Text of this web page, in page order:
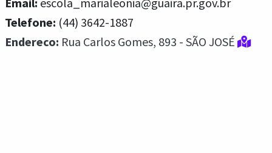
Telefone: (44) 3642-1887
Endereco: Rua Carlos Gomes, 893 - SÃO JOSÉ